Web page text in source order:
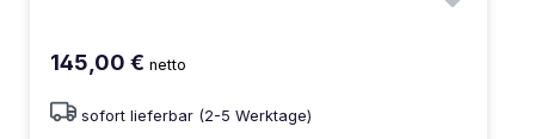
145,00 € netto
sofort lieferbar (2-5 Werktage)